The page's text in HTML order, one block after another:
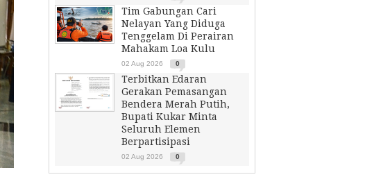
Tim Gabungan Cari
Nelayan Yang Diduga
Tenggelam Di Perairan
Mahakam Loa Kulu
02 Aug 2026 0
Terbitkan Edaran
Gerakan Pemasangan
Bendera Merah Putih,
Bupati Kukar Minta
Seluruh Elemen
Berpartisipasi
02 Aug 2026 0